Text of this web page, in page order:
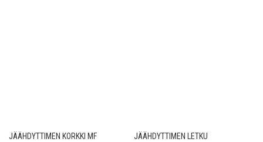
JÄÄHDYTTIMEN KORKKI MF
JÄÄHDYTTIMEN LETKU